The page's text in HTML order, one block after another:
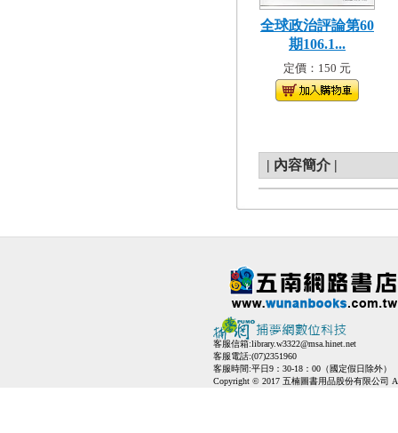
全球政治評論第60
期106.1...
定價：150 元
| 內容簡介 |
客服信箱:library.w3322@msa.hinet.net
客服電話:(07)2351960
客服時間:平日9：30-18：00（國定假日除外）
Copyright © 2017 五楠圖書用品股份有限公司